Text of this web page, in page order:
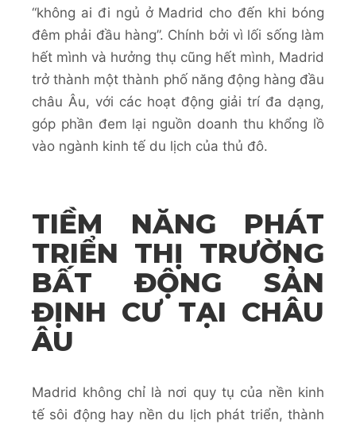
“không ai đi ngủ ở Madrid cho đến khi bóng
đêm phải đầu hàng”. Chính bởi vì lối sống làm
hết mình và hưởng thụ cũng hết mình, Madrid
trở thành một thành phố năng động hàng đầu
châu Âu, với các hoạt động giải trí đa dạng,
góp phần đem lại nguồn doanh thu khổng lồ
vào ngành kinh tế du lịch của thủ đô.
TIỀM NĂNG PHÁT
TRIỂN THỊ TRƯỜNG
BẤT ĐỘNG SẢN
ĐỊNH CƯ TẠI CHÂU
ÂU
Madrid không chỉ là nơi quy tụ của nền kinh
tế sôi động hay nền du lịch phát triển, thành